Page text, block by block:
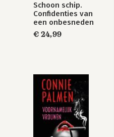
Schoon schip.
Confidenties van
een onbesneden
Jood
€ 24,99